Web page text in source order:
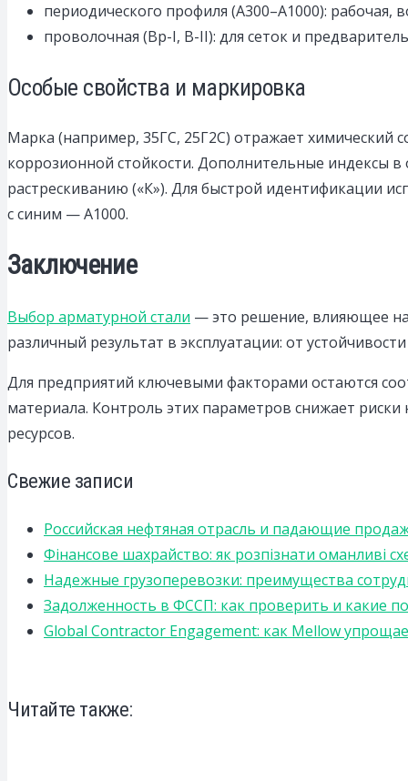
периодического профиля (А300–А1000):
проволочная (Вр-I, В-II): для сеток и
Особые свойства и маркировка
Марка (например, 35ГС, 25Г2С) отражает
коррозионной стойкости. Дополнительные индексы
растрескиванию («К»). Для быстрой идентификации
с синим — А1000.
Заключение
Выбор арматурной стали — это решение, влияющее на
различный результат в эксплуатации: от
Для предприятий ключевыми факторами остаются
материала. Контроль этих параметров снижает
ресурсов.
Свежие записи
Российская нефтяная отрасль и падающие
Фінансове шахрайство: як розпізнати оманливі
Надежные грузоперевозки: преимущества
Задолженность в ФССП: как проверить и какие
Global Contractor Engagement: как Mellow
Читайте также: